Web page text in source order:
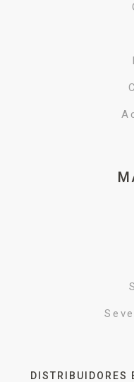
DISTRIBUIDORES